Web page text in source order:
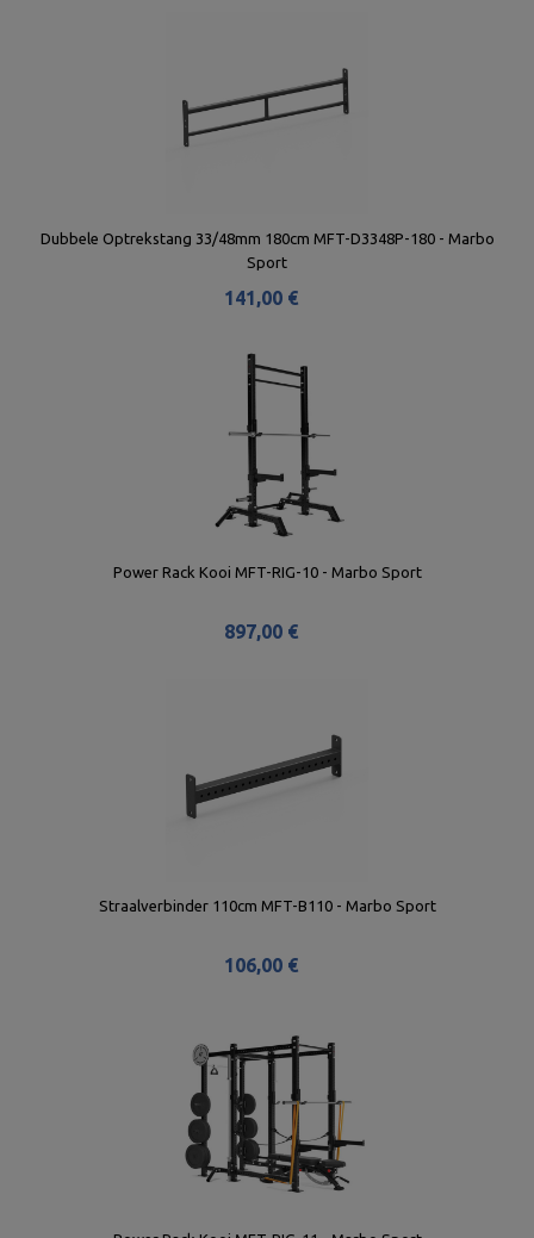
Dubbele Optrekstang 33/48mm 180cm MFT-D3348P-180 - Marbo
Sport
141,00 €
Power Rack Kooi MFT-RIG-10 - Marbo Sport
897,00 €
Straalverbinder 110cm MFT-B110 - Marbo Sport
106,00 €